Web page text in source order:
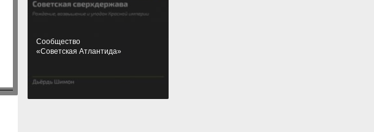
Cообщество
«Советская Атлантида»